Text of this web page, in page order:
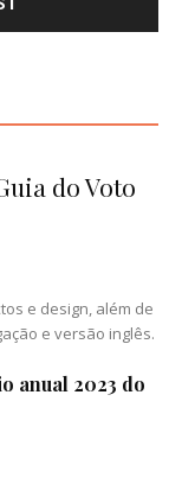
do Voto
e design, além de
e versão inglês.
anual 2023 do